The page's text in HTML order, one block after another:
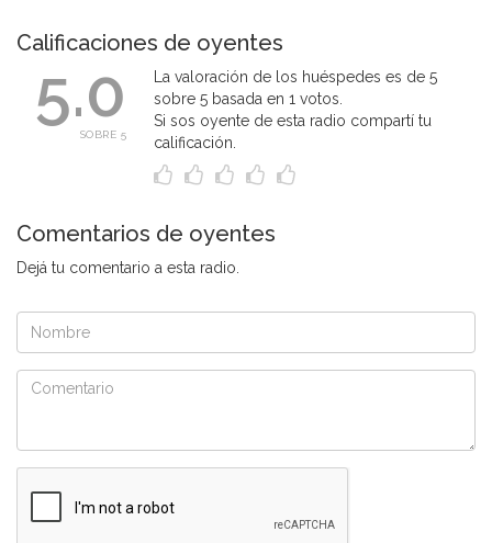
Calificaciones de oyentes
5.0
SOBRE 5
La valoración de los huéspedes es de 5
sobre 5 basada en 1 votos.
Si sos oyente de esta radio compartí tu
calificación.
Comentarios de oyentes
Dejá tu comentario a esta radio.